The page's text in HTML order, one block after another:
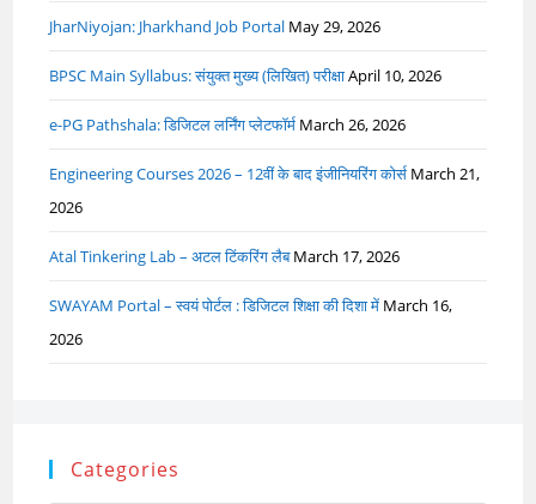
JharNiyojan: Jharkhand Job Portal May 29, 2026
BPSC Main Syllabus: संयुक्त मुख्य (लिखित) परीक्षाApril 10, 2026
e-PG Pathshala: डिजिटल लर्निंग प्लेटफॉर्म March 26, 2026
Engineering Courses 2026 – 12वीं के बाद इंजीनियरिंग कोर्स March 21,
2026
Atal Tinkering Lab – अटल टिंकरिंग लैब March 17, 2026
SWAYAM Portal – स्वयं पोर्टल : डिजिटल शिक्षा की दिशा में March 16,
2026
Categories